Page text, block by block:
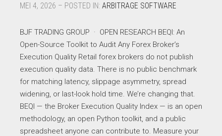
MEI 4, 2026 – POSTED IN: ARBITRAGE SOFTWARE
BJF TRADING GROUP · OPEN RESEARCH BEQI: An
Open-Source Toolkit to Audit Any Forex Broker’s
Execution Quality Retail forex brokers do not publish
execution quality data. There is no public benchmark
for matching latency, slippage asymmetry, spread
widening, or last-look hold time. We’re changing that.
BEQI — the Broker Execution Quality Index — is an open
methodology, an open Python toolkit, and a public
spreadsheet anyone can contribute to. Measure your